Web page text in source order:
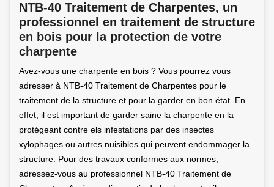
NTB-40 Traitement de Charpentes, un
professionnel en traitement de structure
en bois pour la protection de votre
charpente
Avez-vous une charpente en bois ? Vous pourrez vous
adresser à NTB-40 Traitement de Charpentes pour le
traitement de la structure et pour la garder en bon état. En
effet, il est important de garder saine la charpente en la
protégeant contre els infestations par des insectes
xylophages ou autres nuisibles qui peuvent endommager la
structure. Pour des travaux conformes aux normes,
adressez-vous au professionnel NTB-40 Traitement de